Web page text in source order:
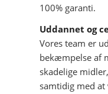
100% garanti.
Uddannet og
Vores team er
bekæmpelse af
skadelige
samtidig med